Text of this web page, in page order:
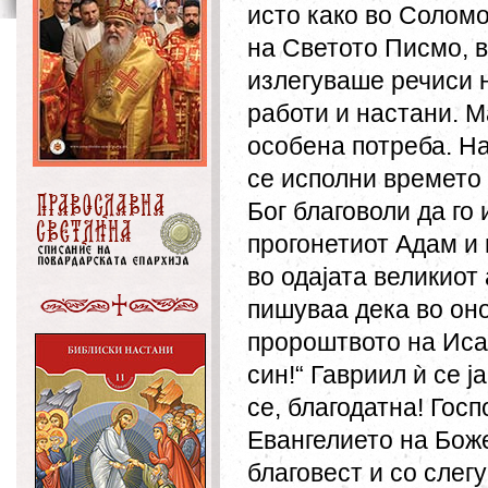
исто како во
на Светото Писмо,
излегуваше речиси
работи и настани.
особена потреба.
се исполни
Бог благоволи да
прогонетиот Адам
во одајата
пишуваа дека во
пророштвото на
син!“ Гавриил ѝ се
се, благодатна!
Евангелието на
благовест и со